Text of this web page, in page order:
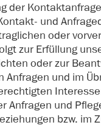
der
und
oder
zur Erfüllung
oder zur
Anfragen und im
Anfragen und
bzw. im